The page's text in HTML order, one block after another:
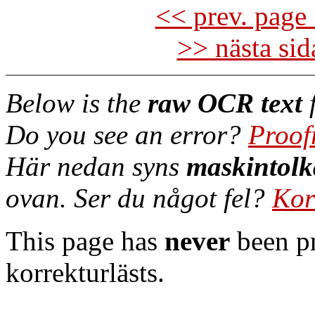
<< prev.
>> nästa
Below is the raw OCR text
Do you see an error?
Här nedan syns
ovan. Ser du något fel?
This page has never been
korrekturlästs.